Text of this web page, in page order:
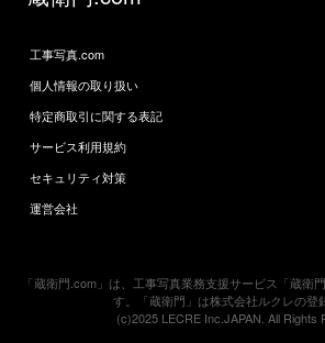
工事写真.com
個人情報の取り扱い
特定商取引に関する表記
サービス利用規約
セキュリティ対策
運営会社
「蔵衛門.com」は、工事写真業務支援サービス「蔵衛
す。「蔵衛門」は株式会社ルクレの登
(c)2025 LECRE Inc.JAPAN. All Rights